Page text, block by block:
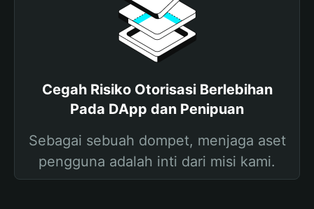
Cegah Risiko Otorisasi Berlebihan
Pada DApp dan Penipuan
Sebagai sebuah dompet, menjaga aset
pengguna adalah inti dari misi kami.